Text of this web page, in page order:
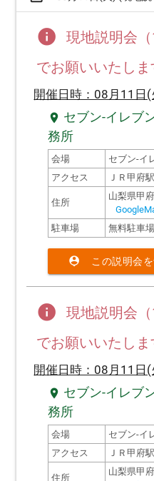
info
現地説明会
でお願いいたしま
開催日時：08月11日
location_on セブン-イレブ
務所
会場
セブン-イ
アクセス
ＪＲ甲府
住所
山梨県甲
駐車場
無料駐車
person_pin この説明会
info
現地説明会
でお願いいたしま
開催日時：08月11日
location_on セブン-イレブ
務所
会場
セブン-イ
アクセス
ＪＲ甲府
住所
山梨県甲